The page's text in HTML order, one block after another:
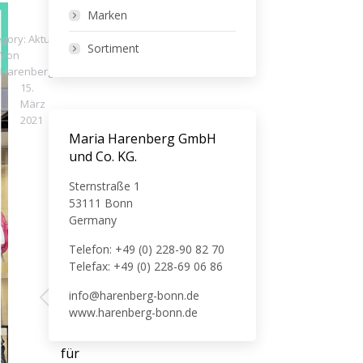
Aktuelles
Von
Harenberg
15.
März
2021
ZURÜCK
Vorheriger
Beitrag:
GEÖFFNET!!!
Wir
sind
für
NÄCHSTES
Nächster
Beitrag:
ORIGINATOR
Business
Marken
Sortiment
Maria Harenberg GmbH
und Co. KG.
Sternstraße 1
53111 Bonn
Germany
Telefon: +49 (0) 228-90 82 70
Telefax: +49 (0) 228-69 06 86
info@harenberg-bonn.de
www.harenberg-bonn.de